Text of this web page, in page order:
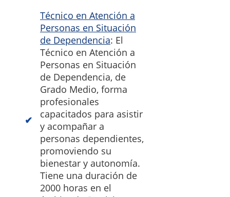
Técnico en Atención a
Personas en Situación
de Dependencia: El
Técnico en Atención a
Personas en Situación
de Dependencia, de
Grado Medio, forma
profesionales
capacitados para asistir
y acompañar a
personas dependientes,
promoviendo su
bienestar y autonomía.
Tiene una duración de
2000 horas en el